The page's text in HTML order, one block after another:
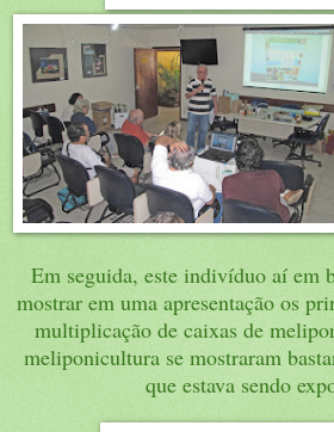
Em seguida, este indivíduo aí em
mostrar em uma apresentação os
multiplicação de caixas de
meliponicultura se mostraram
que estava sendo